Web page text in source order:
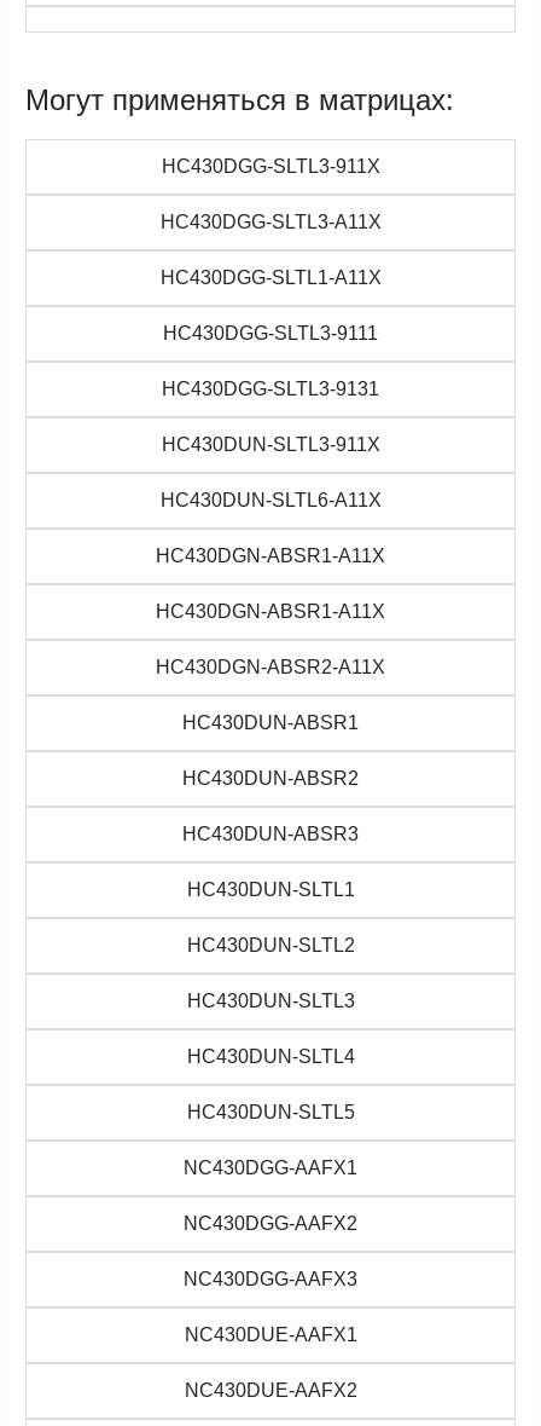
Могут применяться в матрицах:
HC430DGG-SLTL3-911X
HC430DGG-SLTL3-A11X
HC430DGG-SLTL1-A11X
HC430DGG-SLTL3-9111
HC430DGG-SLTL3-9131
HC430DUN-SLTL3-911X
HC430DUN-SLTL6-A11X
HC430DGN-ABSR1-A11X
HC430DGN-ABSR1-A11X
HC430DGN-ABSR2-A11X
HC430DUN-ABSR1
HC430DUN-ABSR2
HC430DUN-ABSR3
HC430DUN-SLTL1
HC430DUN-SLTL2
HC430DUN-SLTL3
HC430DUN-SLTL4
HC430DUN-SLTL5
NC430DGG-AAFX1
NC430DGG-AAFX2
NC430DGG-AAFX3
NC430DUE-AAFX1
NC430DUE-AAFX2